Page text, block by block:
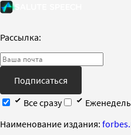
Рассылка:
Подписаться
Все сразу
Наименование издания: